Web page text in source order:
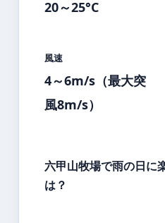
20～25°C
風速
4～6m/s（最大突
風8m/s）
六甲山牧場で雨の日に
は？